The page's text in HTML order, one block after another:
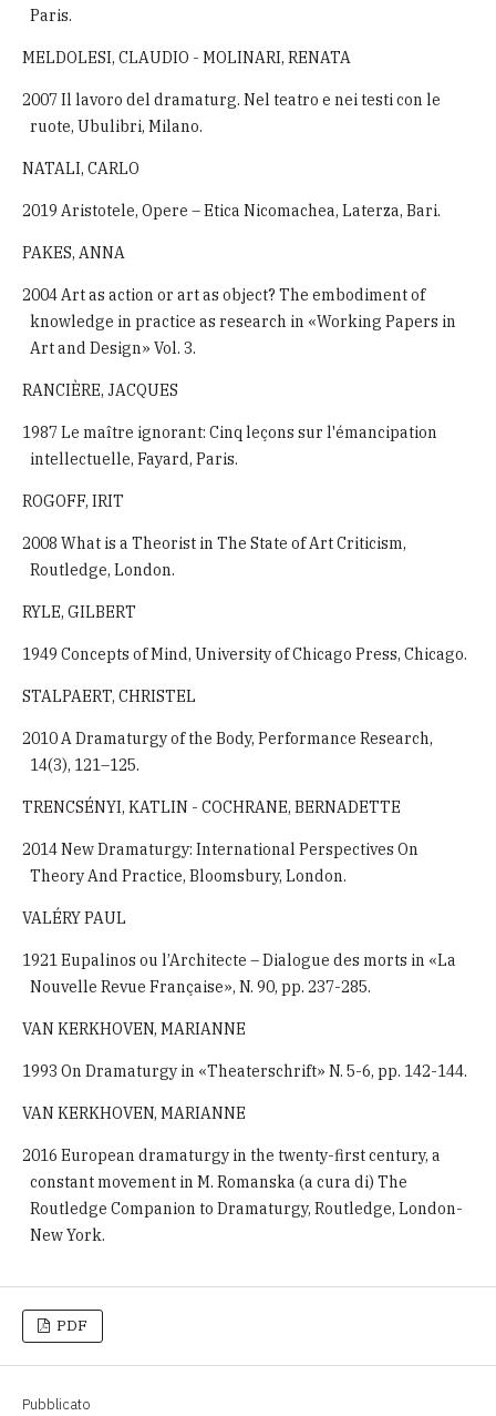
Paris.
MELDOLESI, CLAUDIO - MOLINARI, RENATA
2007 Il lavoro del dramaturg. Nel teatro e nei testi con le
ruote, Ubulibri, Milano.
NATALI, CARLO
2019 Aristotele, Opere – Etica Nicomachea, Laterza, Bari.
PAKES, ANNA
2004 Art as action or art as object? The embodiment of
knowledge in practice as research in «Working Papers in
Art and Design» Vol. 3.
RANCIÈRE, JACQUES
1987 Le maître ignorant: Cinq leçons sur l'émancipation
intellectuelle, Fayard, Paris.
ROGOFF, IRIT
2008 What is a Theorist in The State of Art Criticism,
Routledge, London.
RYLE, GILBERT
1949 Concepts of Mind, University of Chicago Press, Chicago.
STALPAERT, CHRISTEL
2010 A Dramaturgy of the Body, Performance Research,
14(3), 121–125.
TRENCSÉNYI, KATLIN - COCHRANE, BERNADETTE
2014 New Dramaturgy: International Perspectives On
Theory And Practice, Bloomsbury, London.
VALÉRY PAUL
1921 Eupalinos ou l’Architecte – Dialogue des morts in «La
Nouvelle Revue Française», N. 90, pp. 237-285.
VAN KERKHOVEN, MARIANNE
1993 On Dramaturgy in «Theaterschrift» N. 5-6, pp. 142-144.
VAN KERKHOVEN, MARIANNE
2016 European dramaturgy in the twenty-first century, a
constant movement in M. Romanska (a cura di) The
Routledge Companion to Dramaturgy, Routledge, London-
New York.
PDF
Pubblicato